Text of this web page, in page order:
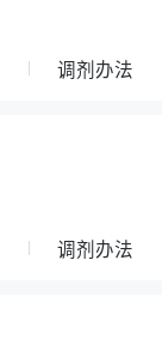
调剂办法
调剂办法